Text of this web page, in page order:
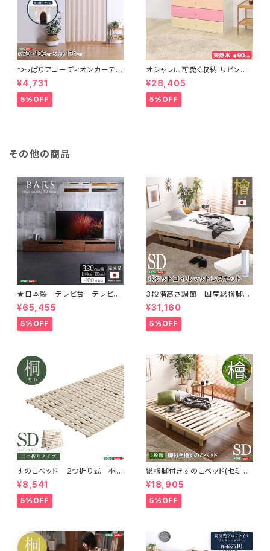
つっぱりアコーディオンカーテ
ン 100×174cm SH-16-TA
DC
¥4,731
5%OFF
オシャレに可愛く収納 リビング
用ローチェスト 4段 幅90cm
天然木（桐）日本製｜petora-
ペトラ- SH-08-PTR90
¥28,405
5%OFF
その他の商品
★日本製 テレビ台 テレビボ
ード 320cm幅 【BARS-バ
ース-】 SH-24-BR320
¥65,455
5%OFF
3段階高さ調節 国産総檜脚付
きすのこベッド 【Pierna-ピエル
ナ-】(ポケットコイルロールマッ
トレス付き) セミダブル
¥31,160
5%OFF
すのこベッド ２つ折り式 桐仕
様(セミダブル)【Coh-ソーン-】
KIR-2-SD
¥8,541
5%OFF
総檜脚付きすのこベッド(セミダ
ブル) 【Pierna-ピエルナ-】 L
HK-02SD
¥18,905
5%OFF